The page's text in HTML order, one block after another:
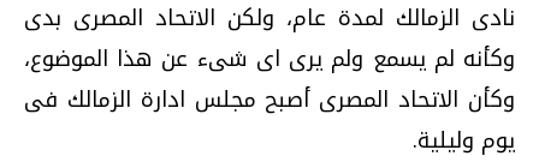
نادى الزمالك لمدة عام، ولكن الاتحاد المصرى بدى
وكأنه لم يسمع ولم يرى اى شىء عن هذا الموضوع،
وكأن الاتحاد المصرى أصبح مجلس ادارة الزمالك فى
يوم وليلية.